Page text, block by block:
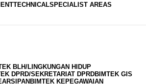
TECHNICALSPECIALIST AREAS
BLH/LINGKUNGAN HIDUP
DPRD/SEKRETARIAT DPRDBIMTEK GIS
BIMTEK KEPEGAWAIAN